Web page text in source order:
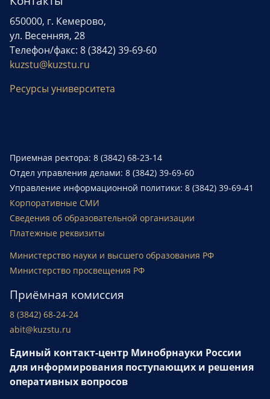
650000, г. Кемерово,
ул. Весенняя, 28
Телефон/факс: 8 (3842) 39-69-60
kuzstu@kuzstu.ru
Ресурсы университета
Приемная ректора: 8 (3842) 68-23-14
Отдел управления делами: 8 (3842) 39-69-60
Управление информационной политики: 8 (3842) 39-69-41
Корпоративные СМИ
Сведения об образовательной организации
Платежные реквизиты
Министерство науки и высшего образования РФ
Министерство просвещения РФ
Приёмная комиссия
8 (3842) 68-24-24
abit@kuzstu.ru
Единый контакт-центр Минобрнауки России
для информирования поступающих и решения
оперативных вопросов